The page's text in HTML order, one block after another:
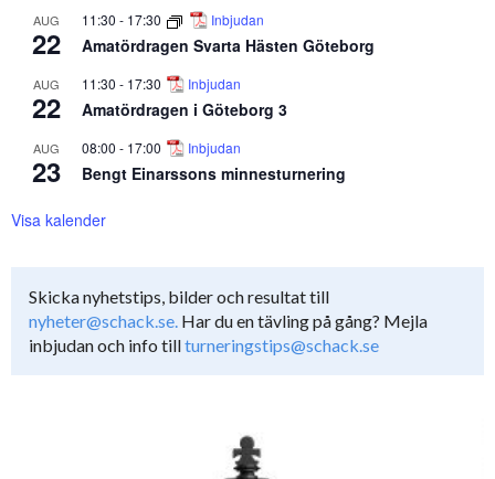
AUG
22
11:30 - 17:30 Inbjudan
Amatördragen Svarta Hästen Göteborg
AUG
22
11:30 - 17:30 Inbjudan
Amatördragen i Göteborg 3
AUG
23
08:00 - 17:00 Inbjudan
Bengt Einarssons minnesturnering
Visa kalender
Skicka nyhetstips, bilder och resultat till
nyheter@schack.se. Har du en tävling på gång? Mejla
inbjudan och info tillturneringstips@schack.se